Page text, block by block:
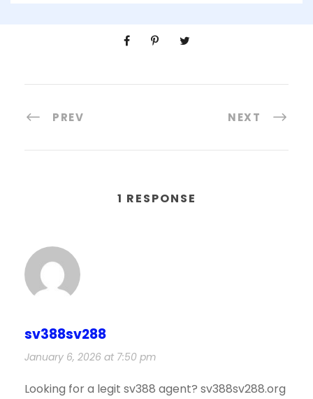
PREV NEXT
1 RESPONSE
sv388sv288
January 6, 2026 at 7:50 pm
Looking for a legit sv388 agent? sv388sv288.org